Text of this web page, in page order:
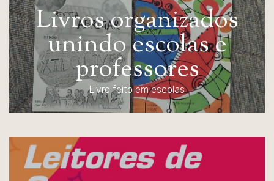
Livrosorganizados
unindoescolase
professores
Livro feito em escolas